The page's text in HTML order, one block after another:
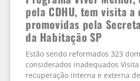
pela CDHU, tem visita a
promovidas pela
da Habitação SP
Estão sendo reformados 323
considerados inadequados
recuperação interna e externa de